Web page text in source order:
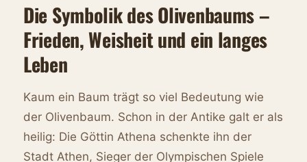
Die Symbolik des Olivenbaums –
Frieden, Weisheit und ein langes
Leben
Kaum ein Baum trägt so viel Bedeutung wie
der Olivenbaum. Schon in der Antike galt er als
heilig: Die Göttin Athena schenkte ihn der
Stadt Athen, Sieger der Olympischen Spiele